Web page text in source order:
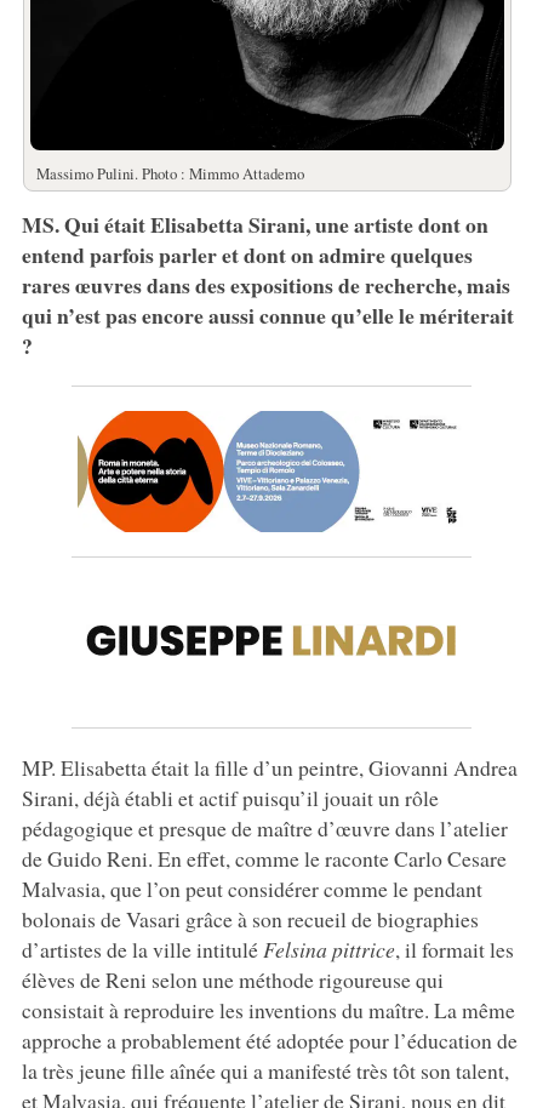
Massimo Pulini. Photo : Mimmo Attademo
MS. Qui était Elisabetta Sirani, une artiste dont on
entend parfois parler et dont on admire quelques
rares œuvres dans des expositions de recherche, mais
qui n’est pas encore aussi connue qu’elle le mériterait
?
MP. Elisabetta était la fille d’un peintre, Giovanni Andrea
Sirani, déjà établi et actif puisqu’il jouait un rôle
pédagogique et presque de maître d’œuvre dans l’atelier
de Guido Reni. En effet, comme le raconte Carlo Cesare
Malvasia, que l’on peut considérer comme le pendant
bolonais de Vasari grâce à son recueil de biographies
d’artistes de la ville intituléFelsina pittrice, il formait les
élèves de Reni selon une méthode rigoureuse qui
consistait à reproduire les inventions du maître. La même
approche a probablement été adoptée pour l’éducation de
la très jeune fille aînée qui a manifesté très tôt son talent,
et Malvasia, qui fréquente l’atelier de Sirani, nous en dit